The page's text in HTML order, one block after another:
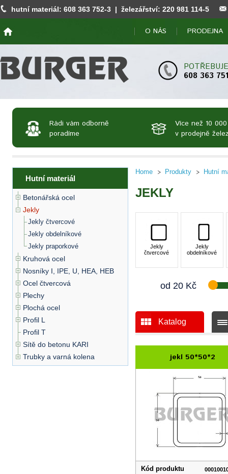
hutní materiál: 608 363 752-3 | železářství: 220 981 114-5
O NÁS PRODEJNA
608 363 751
Rádi vám odborně
poradíme
Více než 10
v prodejně
Hutní materiál
Betonářská ocel
Jekly
Jekly čtvercové
Jekly obdelníkové
Jekly praporkové
Kruhová ocel
Nosníky I, IPE, U, HEA, HEB
Ocel čtvercová
Plechy
Plochá ocel
Profil L
Profil T
Sítě do betonu KARI
Trubky a varná kolena
Home Produkty Hutní
JEKLY
Jekly
čtvercové
Jekly
obdelníkové
od 20 Kč
Katalog
jekl 50*50*2
Kód produktu